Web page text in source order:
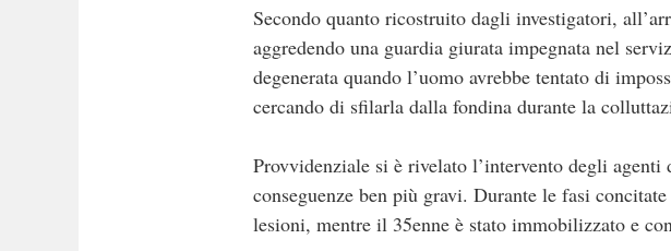
Secondo quanto ricostruito dagli investigatori,
aggredendo una guardia giurata impegnata nel
degenerata quando l’uomo avrebbe tentato di
cercando di sfilarla dalla fondina durante la
Provvidenziale si è rivelato l’intervento degli
conseguenze ben più gravi. Durante le fasi
lesioni, mentre il 35enne è stato immobilizzato e